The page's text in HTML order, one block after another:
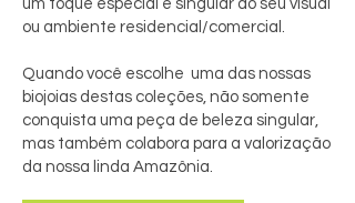
um toque especial e singular ao seu visual
ou ambiente residencial/comercial.
Quando você escolhe uma das nossas
biojoias destas coleções, não somente
conquista uma peça de beleza singular,
mas também colabora para a valorização
da nossa linda Amazônia.